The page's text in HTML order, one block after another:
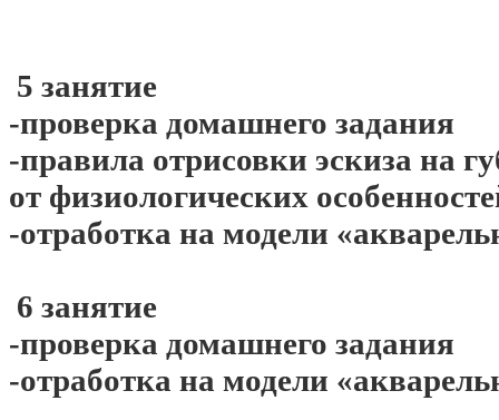
5 занятие
-проверка домашнего задания
-правила отрисовки эскиза на
от физиологических
-отработка на модели
6 занятие
-проверка домашнего задания
-отработка на модели